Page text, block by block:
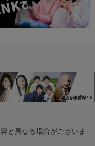
と異なる場合がございま